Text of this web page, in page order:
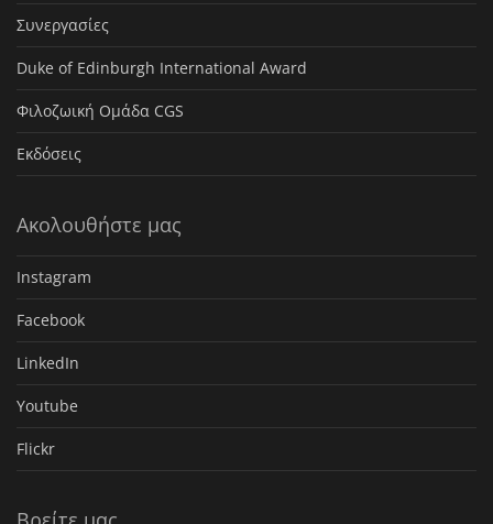
Συνεργασίες
Duke of Edinburgh International Award
Φιλοζωική Ομάδα CGS
Εκδόσεις
Ακολουθήστε μας
Instagram
Facebook
LinkedIn
Youtube
Flickr